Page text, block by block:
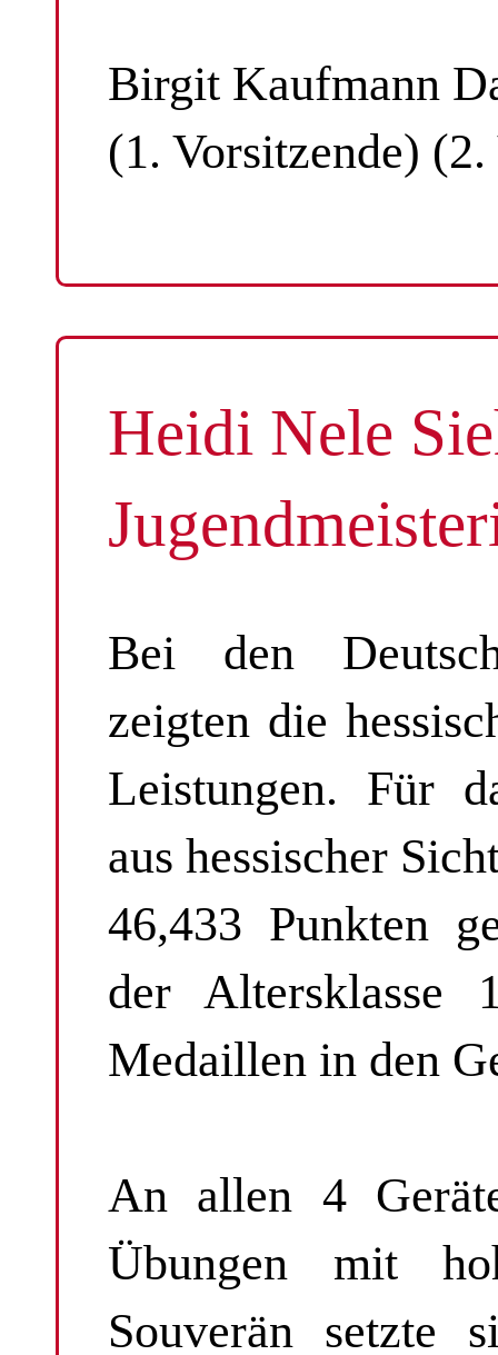
Birgit Kaufmann
(1. Vorsitzende)
Heidi Nele
Bei den
zeigten die
Leistungen. Für
aus hessischer
46,433 Punkten
der Altersklasse
Medaillen in den
An allen 4
Übungen mit
Souverän setzte